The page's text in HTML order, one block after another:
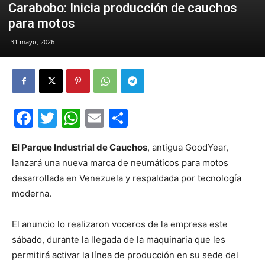
Carabobo: Inicia producción de cauchos
para motos
31 mayo, 2026
Facebook
Twitter
WhatsApp
Email
El Parque Industrial de Cauchos, antigua GoodYear,
lanzará una nueva marca de neumáticos para motos
desarrollada en Venezuela y respaldada por tecnología
moderna.
El anuncio lo realizaron voceros de la empresa este
sábado, durante la llegada de la maquinaria que les
permitirá activar la línea de producción en su sede del